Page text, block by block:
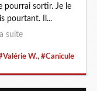
pourrai sortir. Je le
pourtant. Il...
suite
W., #Canicule